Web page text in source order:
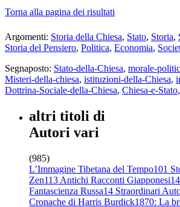
Torna alla pagina dei risultati
Argomenti: Storia della Chiesa, Stato, Storia,
Storia del Pensiero, Politica, Economia,
Segnaposto: Stato-della-Chiesa, morale-
Misteri-della-chiesa, istituzioni-della-Chiesa,
Dottrina-Sociale-della-Chiesa, Chiesa-e-Stato,
altri titoli di
Autori vari
(985)
L’Immagine Tibetana del Tempo101
Zen113 Antichi Racconti Giapponesi
Fantascienza Russa14 Straordinari
Cronache di Harris Burdick1870: La